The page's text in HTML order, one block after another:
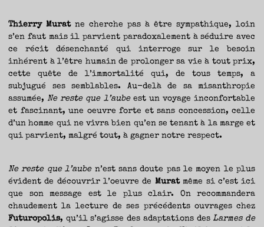
Thierry Muratne cherche pas à être sympathique, loin
s’en faut mais il parvient paradoxalement à séduire avec
ce récit désenchanté qui interroge sur le besoin
inhérent à l’être humain de prolonger sa vie à tout prix,
cette quête de l’immortalité qui, de tous temps, a
subjugué ses semblables. Au-delà de sa misanthropie
assumée,Ne reste que l’aubeest un voyage inconfortable
et fascinant, une oeuvre forte et sans concession, celle
d’un homme qui ne vivra bien qu’en se tenant à la marge et
qui parvient, malgré tout, à gagner notre respect.
Ne reste que l’auben’est sans doute pas le moyen le plus
évident de découvrir l’oeuvre deMuratmême si c’est ici
que son message est le plus clair. On recommandera
chaudement la lecture de ses précédents ouvrages chez
Futuropolis, qu’il s’agisse des adaptations des Larmes de